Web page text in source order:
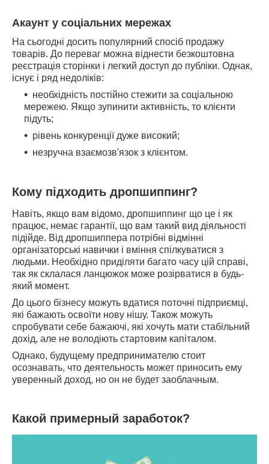
Акаунт у соціальних мережах
На сьогодні досить популярний спосіб продажу
товарів. До переваг можна віднести безкоштовна
реєстрація сторінки і легкий доступ до публіки. Однак,
існує і ряд недоліків:
необхідність постійно стежити за соціальною
мережею. Якщо зупинити активність, то клієнти
підуть;
рівень конкуренції дуже високий;
незручна взаємозв'язок з клієнтом.
Кому підходить дропшиппинг?
Навіть, якщо вам відомо, дропшиппинг що це і як
працює, немає гарантії, що вам такий вид діяльності
підійде. Від дропшиппера потрібні відмінні
організаторські навички і вміння спілкуватися з
людьми. Необхідно приділяти багато часу цій справі,
так як склалася ланцюжок може розірватися в будь-
який момент.
До цього бізнесу можуть вдатися поточні підприємці,
які бажають освоїти нову нішу. Також можуть
спробувати себе бажаючі, які хочуть мати стабільний
дохід, але не володіють стартовим капіталом.
Однако, будущему предпринимателю стоит
осознавать, что деятельность может приносить ему
уверенный доход, но он не будет заоблачным.
Какой примерный заработок?